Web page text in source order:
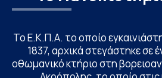
Το Ε.Κ.Π.Α. το οποίο
1837, αρχικά στεγάστηκε σε
οθωμανικό κτήριο στη